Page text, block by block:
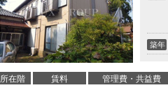
築年
所在階 賃料 管理費・共益費